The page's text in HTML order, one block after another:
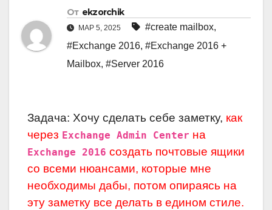
От ekzorchik
МАР 5, 2025 #create mailbox,
#Exchange 2016, #Exchange 2016 +
Mailbox, #Server 2016
Задача: Хочу сделать себе заметку, как
через Exchange Admin Center на
Exchange 2016 создать почтовые ящики
со всеми нюансами, которые мне
необходимы дабы, потом опираясь на
эту заметку все делать в едином стиле.